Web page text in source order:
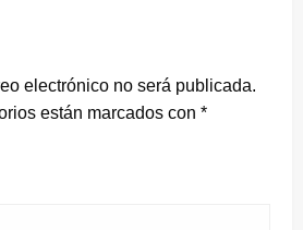
electrónico no será publicada.
están marcados con *